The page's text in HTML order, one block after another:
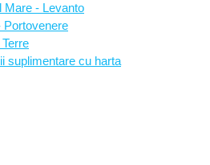
Mare - Levanto
Portovenere
suplimentare cu harta